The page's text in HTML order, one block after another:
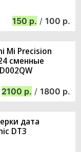
150 / 100
Mi Precision
сменные
2100 / 1800
дата
DT3